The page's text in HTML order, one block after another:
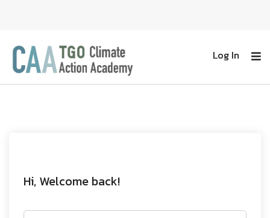
Log In
Hi, Welcome back!